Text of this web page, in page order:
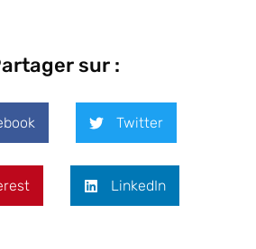
sur :
Twitter
LinkedIn